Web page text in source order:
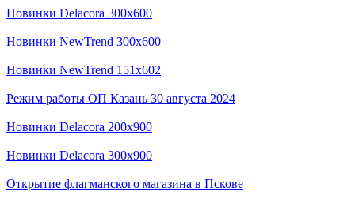
Новинки Delacora 300х600
Новинки NewTrend 300x600
Новинки NewTrend 151x602
Режим работы ОП Казань 30 августа 2024
Новинки Delacora 200x900
Новинки Delacora 300x900
Открытие флагманского магазина в Пскове